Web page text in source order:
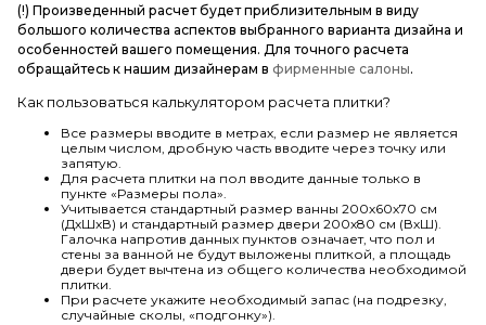
(!) Произведенный расчет будет приблизительным в виду
большого количества аспектов выбранного варианта дизайна и
особенностей вашего помещения. Для точного расчета
обращайтесь к нашим дизайнерам в фирменные салоны.
Как пользоваться калькулятором расчета плитки?
Все размеры вводите в метрах, если размер не является
целым числом, дробную часть вводите через точку или
запятую.
Для расчета плитки на пол вводите данные только в
пункте «Размеры пола».
Учитывается стандартный размер ванны 200х60х70 см
(ДхШхВ) и стандартный размер двери 200х80 см (ВхШ).
Галочка напротив данных пунктов означает, что пол и
стены за ванной не будут выложены плиткой, а площадь
двери будет вычтена из общего количества необходимой
плитки.
При расчете укажите необходимый запас (на подрезку,
случайные сколы, «подгонку»).